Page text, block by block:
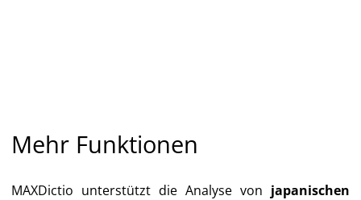
Mehr Funktionen
MAXDictio unterstützt die Analyse von japanischen